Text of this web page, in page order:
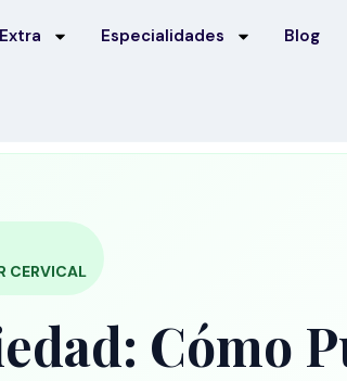
Especialidades Blog
CERVICAL
Cómo